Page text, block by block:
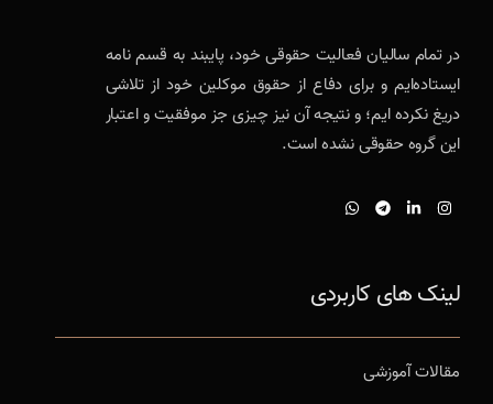
در تمام سالیان فعالیت حقوقی خود، پایبند به قسم نامه
ایستاده‌ایم و برای دفاع از حقوق موکلین خود از تلاشی
دریغ نکرده ایم؛ و نتیجه آن نیز چیزی جز موفقیت و اعتبار
این گروه حقوقی نشده است.
لینک های کاربردی
مقالات آموزشی